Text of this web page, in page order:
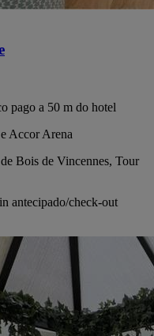
pago a 50 m do hotel
Accor Arena
Bois de Vincennes, Tour
antecipado/check-out